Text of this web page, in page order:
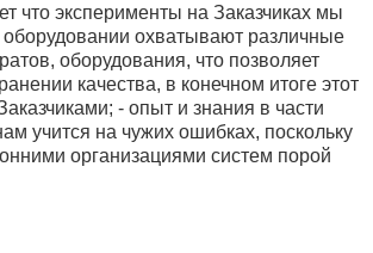
что эксперименты на Заказчиках мы
охватывают различные
оборудования, что позволяет
качества, в конечном итоге этот
- опыт и знания в части
учится на чужих ошибках, поскольку
организациями систем порой